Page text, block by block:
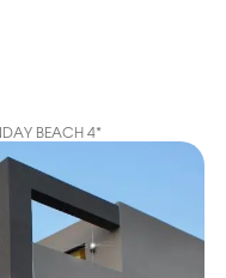
BEACH 4*